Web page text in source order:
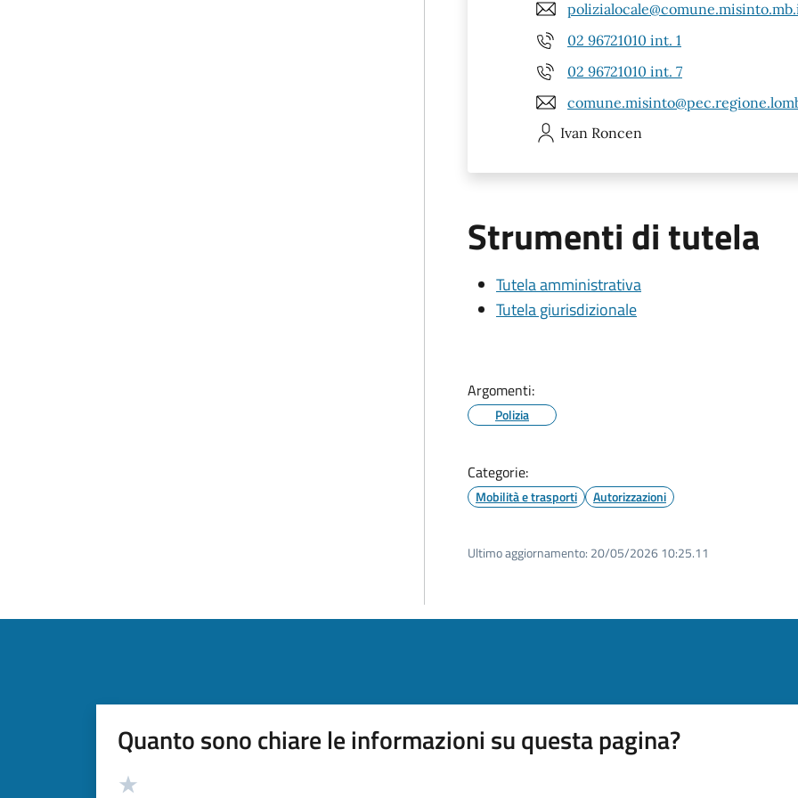
02 96721010 int. 1
02 96721010 int. 7
Ivan Roncen
Strumenti di tutela
Tutela amministrativa
Tutela giurisdizionale
Argomenti:
Polizia
Categorie:
Mobilità e trasporti Autorizzazioni
Ultimo aggiornamento: 20/05/2026 10:25.11
Quanto sono chiare le informazioni su questa pagina?
Valutazione